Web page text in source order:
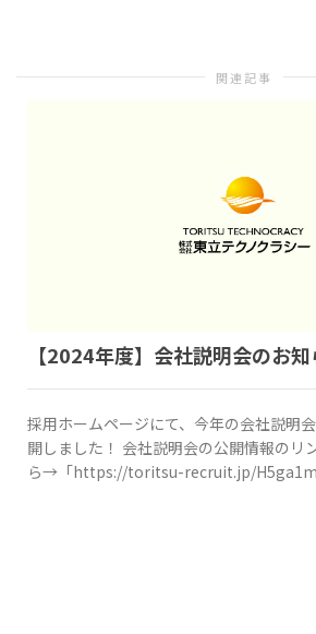
関連記事
【2024年度】会社説明会のお
採用ホームページにて、今年の会社説明
開しました！ 会社説明会の公開情報のリ
ら→「https://toritsu-recruit.jp/